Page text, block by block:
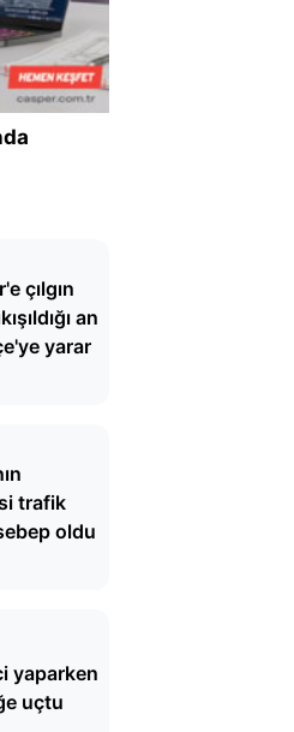
çılgın
an
yarar
trafik
oldu
yaparken
uçtu